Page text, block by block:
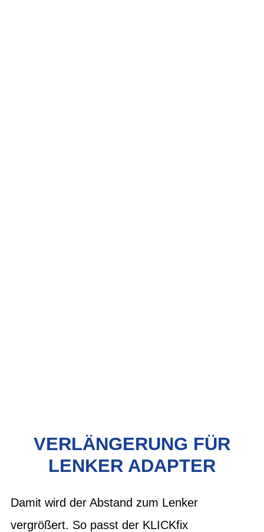
VERLÄNGERUNG FÜR
LENKER ADAPTER
Damit wird der Abstand zum Lenker
vergrößert. So passt der KLICKfix